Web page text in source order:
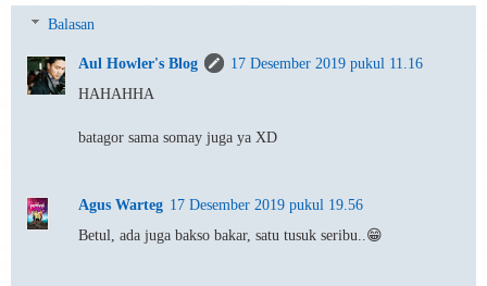
Balasan
Aul Howler's Blog
17 Desember 2019 pukul 11.16
HAHAHHA
batagor sama somay juga ya XD
Agus Warteg 17 Desember 2019 pukul 19.56
Betul, ada juga bakso bakar, satu tusuk seribu..😁